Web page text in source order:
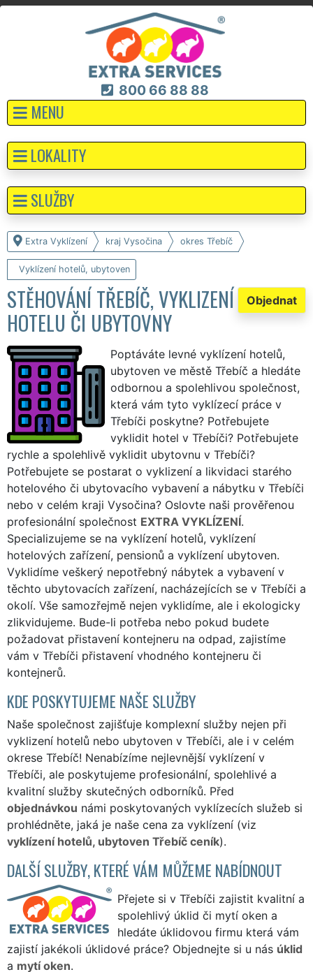
800 66 88 88
MENU
Extra Vyklízení kraj Vysočina okres Třebíč
Vyklízení hotelů, ubytoven
Objednat
STĚHOVÁNÍ TŘEBÍČ, VYKLIZENÍ
HOTELU ČI UBYTOVNY
Poptáváte levné vyklízení hotelů,
ubytoven ve městě Třebíč a hledáte
odbornou a spolehlivou společnost,
která vám tyto vyklízecí práce v
Třebíči poskytne? Potřebujete
vyklidit hotel v Třebíči? Potřebujete
rychle a spolehlivě vyklidit ubytovnu v Třebíči?
Potřebujete se postarat o vyklizení a likvidaci starého
hotelového či ubytovacího vybavení a nábytku v Třebíči
nebo v celém kraji Vysočina? Oslovte naši prověřenou
profesionální společnost EXTRA VYKLÍZENÍ.
Specializujeme se na vyklízení hotelů, vyklízení
hotelových zařízení, pensionů a vyklízení ubytoven.
Vyklidíme veškerý nepotřebný nábytek a vybavení v
těchto ubytovacích zařízení, nacházejících se v Třebíči a
okolí. Vše samozřejmě nejen vyklidíme, ale i ekologicky
zlikvidujeme. Bude-li potřeba nebo pokud budete
požadovat přistavení kontejneru na odpad, zajistíme
vám v Třebíči přistavení vhodného kontejneru či
kontejnerů.
KDE POSKYTUJEME NAŠE SLUŽBY
Naše společnost zajišťuje komplexní služby nejen při
vyklizení hotelů nebo ubytoven v Třebíči, ale i v celém
okrese Třebíč! Nenabízíme nejlevnější vyklízení v
Třebíči, ale poskytujeme profesionální, spolehlivé a
kvalitní služby skutečných odborníků. Před
objednávkou námi poskytovaných vyklízecích služeb si
prohlédněte, jaká je naše cena za vyklízení (viz
vyklízení hotelů, ubytoven Třebíč ceník).
DALŠÍ SLUŽBY, KTERÉ VÁM MŮŽEME NABÍDNOUT
Přejete si v Třebíči zajistit kvalitní a
spolehlivý úklid či mytí oken a
hledáte úklidovou firmu která vám
zajistí jakékoli úklidové práce? Objednejte si u nás úklid
a mytí oken.
LOKALITY
SLUŽBY